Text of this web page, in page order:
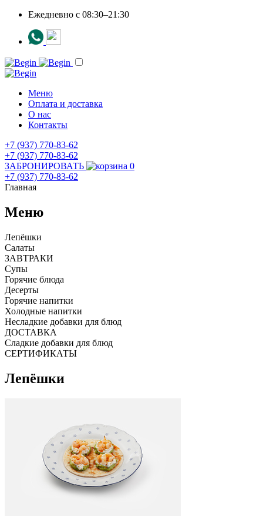
Ежедневно c 08:30–21:30
Меню
Оплата и доставка
О нас
Контакты
+7 (937) 770-83-62
+7 (937) 770-83-62
ЗАБРОНИРОВАТЬ
0
+7 (937) 770-83-62
Главная
Меню
Лепёшки
Салаты
ЗАВТРАКИ
Супы
Горячие блюда
Десерты
Горячие напитки
Холодные напитки
Несладкие добавки для блюд
ДОСТАВКА
Сладкие добавки для блюд
СЕРТИФИКАТЫ
Лепёшки